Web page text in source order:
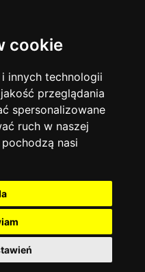
cookie
innych technologii
przeglądania
spersonalizowane
ruch w naszej
nasi
13744
12928
4886
4307
3426
Warszawa
Korepetycje
Online
14837
Kraków 7753
Wrocław
Łódź 3512
Gdańsk 2075
Filtruj